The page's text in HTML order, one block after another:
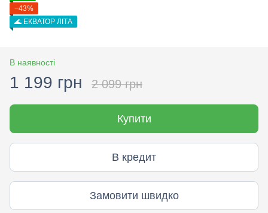
−43%
🌊 ЕКВАТОР ЛІТА
В наявності
1 199 грн 2 099 грн
Купити
В кредит
Замовити швидко